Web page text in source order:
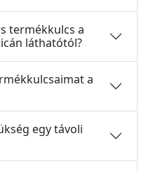
termékkulcs a
láthatótól?
a
egy távoli